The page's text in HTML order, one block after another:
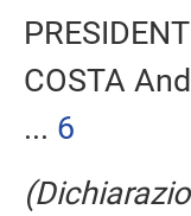
COSTA
... 6